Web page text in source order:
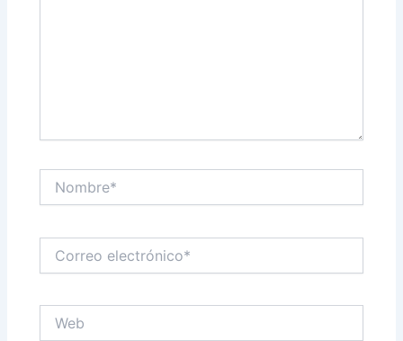
electrónico*